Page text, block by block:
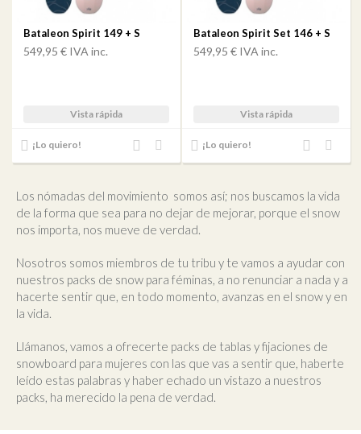
Bataleon Spirit 149 + S
549,95 € IVA inc.
Vista rápida
¡Lo quiero!
Añadir
de
deseos
Añadir
al
Bataleon Spirit Set 146 + S
549,95 € IVA inc.
Vista rápida
¡Lo quiero!
Añadir
de
deseos
Añadir
al
Los nómadas del movimiento somos así; nos buscamos la vida
de la forma que sea para no dejar de mejorar, porque el snow
nos importa, nos mueve de verdad.
Nosotros somos miembros de tu tribu y te vamos a ayudar con
nuestros packs de snow para féminas, a no renunciar a nada y a
hacerte sentir que, en todo momento, avanzas en el snow y en
la vida.
Llámanos, vamos a ofrecerte packs de tablas y fijaciones de
snowboard para mujeres con las que vas a sentir que, haberte
leído estas palabras y haber echado un vistazo a nuestros
packs, ha merecido la pena de verdad.